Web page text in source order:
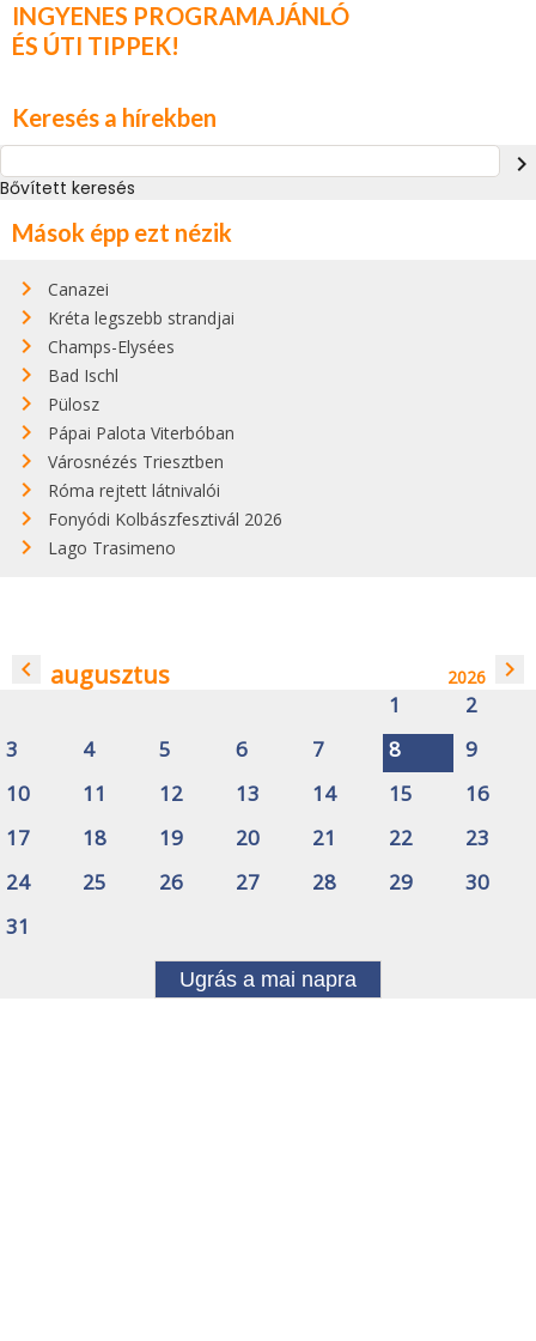
INGYENES PROGRAMAJÁNLÓ
ÉS ÚTI TIPPEK!
Keresés a hírekben
navigate_next
Bővített keresés
Mások épp ezt nézik
Canazei
Kréta legszebb strandjai
Champs-Elysées
Bad Ischl
Pülosz
Pápai Palota Viterbóban
Városnézés Triesztben
Róma rejtett látnivalói
Fonyódi Kolbászfesztivál 2026
Lago Trasimeno
navigate_before augusztus 2026 navigate_next
1
2
3
4 5 6 7 8
9
10
11 12 13 14 15
16
17
18 19 20 21 22
23
24
25 26 27 28 29
30
31
Ugrás a mai napra